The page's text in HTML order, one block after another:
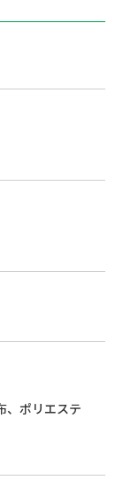
、ポリエステ